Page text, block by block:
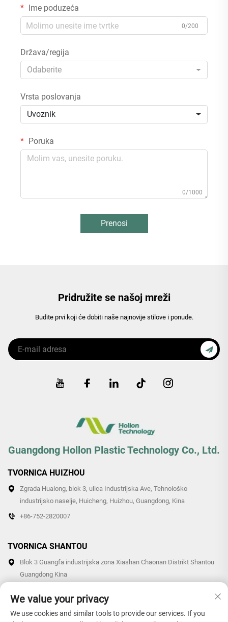
Ime poduzeća
0/200
Država/regija
Odaberite
Vrsta poslovanja
Uvoznik
Poruka
0/1000
Prenosi
Pridružite se našoj mreži
Budite prvi koji će dobiti naše najnovije stilove i ponude.
Guangdong Hollon Plastic Technology Co., Ltd.
TVORNICA HUIZHOU
Zgrada Hualong, blok 3, ulica Industrijska Ave, Tehnološko
industrijsko naselje, Huicheng, Huizhou, Guangdong, Kina
+86-752-2820007
TVORNICA SHANTOU
Blok 3 Guangfa industrijska zona Xiashan Chaonan Distrikt Shantou
Guangdong Kina
We value your privacy
We use cookies and similar tools to provide our services. If you